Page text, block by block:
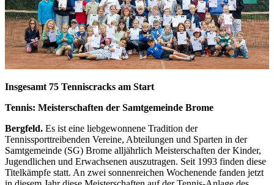
Insgesamt 75 Tenniscracks am Start
Tennis: Meisterschaften der Samtgemeinde Brome
Bergfeld. Es ist eine liebgewonnene Tradition der
Tennissporttreibenden Vereine, Abteilungen und Sparten in der
Samtgemeinde (SG) Brome alljährlich Meisterschaften der Kinder,
Jugendlichen und Erwachsenen auszutragen. Seit 1993 finden diese
Titelkämpfe statt. An zwei sonnenreichen Wochenende fanden jetzt